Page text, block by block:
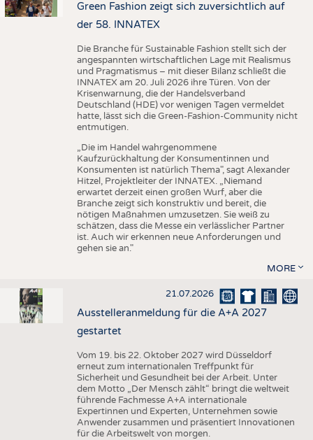
Green Fashion zeigt sich zuversichtlich auf
der 58. INNATEX
Die Branche für Sustainable Fashion stellt sich der
angespannten wirtschaftlichen Lage mit Realismus
und Pragmatismus – mit dieser Bilanz schließt die
INNATEX am 20. Juli 2026 ihre Türen. Von der
Krisenwarnung, die der Handelsverband
Deutschland (HDE) vor wenigen Tagen vermeldet
hatte, lässt sich die Green-Fashion-Community nicht
entmutigen.
„Die im Handel wahrgenommene
Kaufzurückhaltung der Konsumentinnen und
Konsumenten ist natürlich Thema", sagt Alexander
Hitzel, Projektleiter der INNATEX. „Niemand
erwartet derzeit einen großen Wurf, aber die
Branche zeigt sich konstruktiv und bereit, die
nötigen Maßnahmen umzusetzen. Sie weiß zu
schätzen, dass die Messe ein verlässlicher Partner
ist. Auch wir erkennen neue Anforderungen und
gehen sie an."
MORE
21.07.2026
Ausstelleranmeldung für die A+A 2027
gestartet
Vom 19. bis 22. Oktober 2027 wird Düsseldorf
erneut zum internationalen Treffpunkt für
Sicherheit und Gesundheit bei der Arbeit. Unter
dem Motto „Der Mensch zählt“ bringt die weltweit
führende Fachmesse A+A internationale
Expertinnen und Experten, Unternehmen sowie
Anwender zusammen und präsentiert Innovationen
für die Arbeitswelt von morgen.